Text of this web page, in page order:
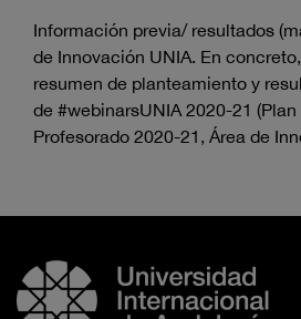
Información previa/ resultados
de Innovación UNIA. En
resumen de planteamiento y
de #webinarsUNIA 2020-21
Profesorado 2020-21, Área de